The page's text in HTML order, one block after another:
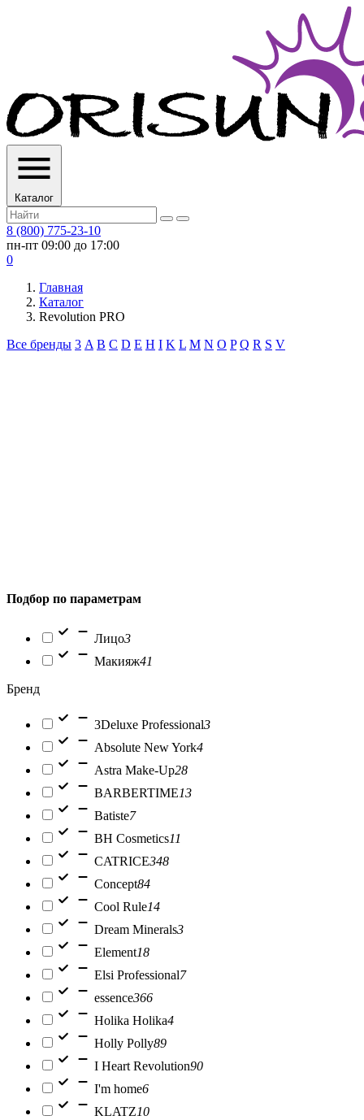
Каталог
8 (800) 775-23-10
пн-пт 09:00 до 17:00
0
Главная
Каталог
Revolution PRO
Все бренды 3 A B C D E H I K L M N O P Q R S V
Подбор по параметрам
Лицо3
Макияж41
Бренд
3Deluxe Professional3
Absolute New York4
Astra Make-Up28
BARBERTIME13
Batiste7
BH Cosmetics11
CATRICE348
Concept84
Cool Rule14
Dream Minerals3
Element18
Elsi Professional7
essence366
Holika Holika4
Holly Polly89
I Heart Revolution90
I'm home6
KLATZ10